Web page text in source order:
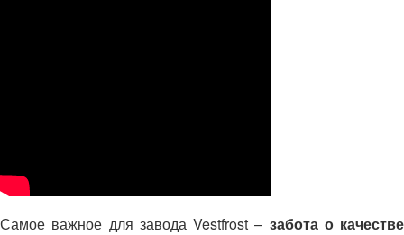
Самое важное для завода Vestfrost – забота о качестве